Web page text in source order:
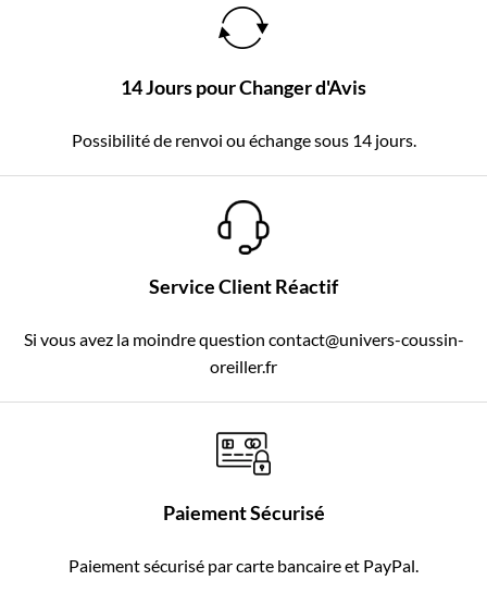
14 Jours pour Changer d'Avis
Possibilité de renvoi ou échange sous 14 jours.
Service Client Réactif
Si vous avez la moindre question contact@univers-coussin-
oreiller.fr
Paiement Sécurisé
Paiement sécurisé par carte bancaire et PayPal.